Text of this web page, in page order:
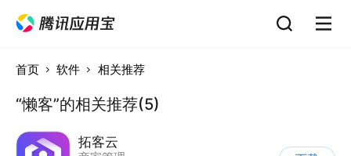
首页 软件 相关推荐
“懒客”的相关推荐(5)
拓客云